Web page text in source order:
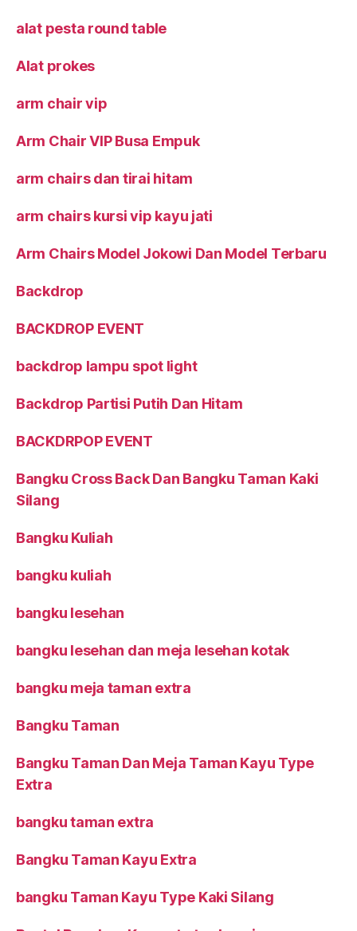
alat pesta round table
Alat prokes
arm chair vip
Arm Chair VIP Busa Empuk
arm chairs dan tirai hitam
arm chairs kursi vip kayu jati
Arm Chairs Model Jokowi Dan Model Terbaru
Backdrop
BACKDROP EVENT
backdrop lampu spot light
Backdrop Partisi Putih Dan Hitam
BACKDRPOP EVENT
Bangku Cross Back Dan Bangku Taman Kaki
Silang
Bangku Kuliah
bangku kuliah
bangku lesehan
bangku lesehan dan meja lesehan kotak
bangku meja taman extra
Bangku Taman
Bangku Taman Dan Meja Taman Kayu Type
Extra
bangku taman extra
Bangku Taman Kayu Extra
bangku Taman Kayu Type Kaki Silang